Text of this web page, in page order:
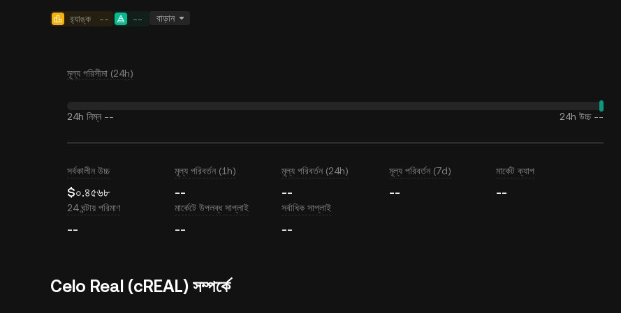
র‍্যাঙ্ক -- -- বাড়ান
মূল্য পরিসীমা (24h)
24h নিম্ন -- 24h উচ্চ --
সর্বকালীন উচ্চ
$০.৪৫৬৮
মূল্য পরিবর্তন (1h)
--
মূল্য পরিবর্তন (24h)
--
মূল্য পরিবর্তন (7d)
--
মার্কেট ক্যাপ
--
24 ঘন্টায় পরিমাণ
--
মার্কেটে উপলব্ধ সাপ্লাই
--
সর্বাধিক সাপ্লাই
--
Celo Real (cREAL) সম্পর্কে